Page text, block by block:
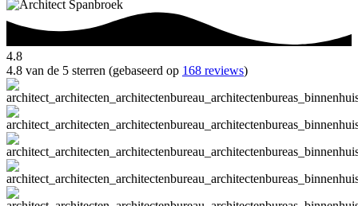
4.8
4.8 van de 5 sterren (gebaseerd op 168 reviews)